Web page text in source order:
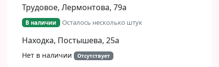
Трудовое, Лермонтова, 79а
В наличии Осталось несколько штук
Находка, Постышева, 25а
Нет в наличии Отсутствует